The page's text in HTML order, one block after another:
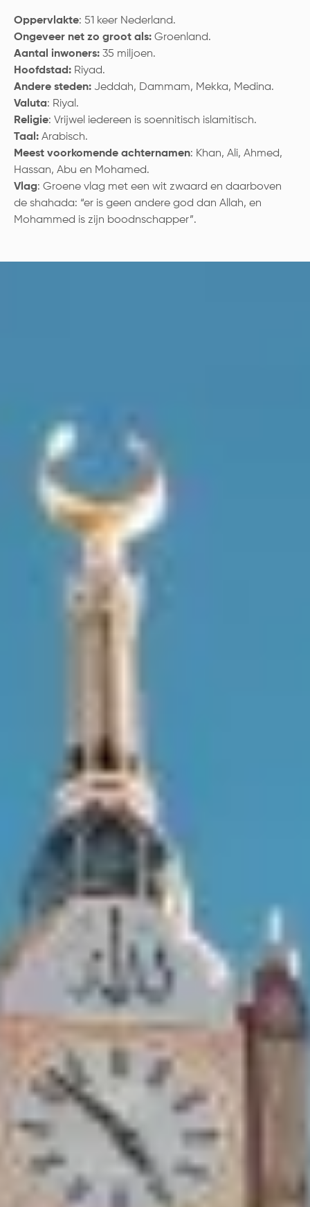
Oppervlakte: 51 keer Nederland.
Ongeveer net zo groot als: Groenland.
Aantal inwoners: 35 miljoen.
Hoofdstad: Riyad.
Andere steden: Jeddah, Dammam, Mekka, Medina.
Valuta: Riyal.
Religie: Vrijwel iedereen is soennitisch islamitisch.
Taal: Arabisch.
Meest voorkomende achternamen: Khan, Ali, Ahmed,
Hassan, Abu en Mohamed.
Vlag: Groene vlag met een wit zwaard en daarboven
de shahada: “er is geen andere god dan Allah, en
Mohammed is zijn boodnschapper”.